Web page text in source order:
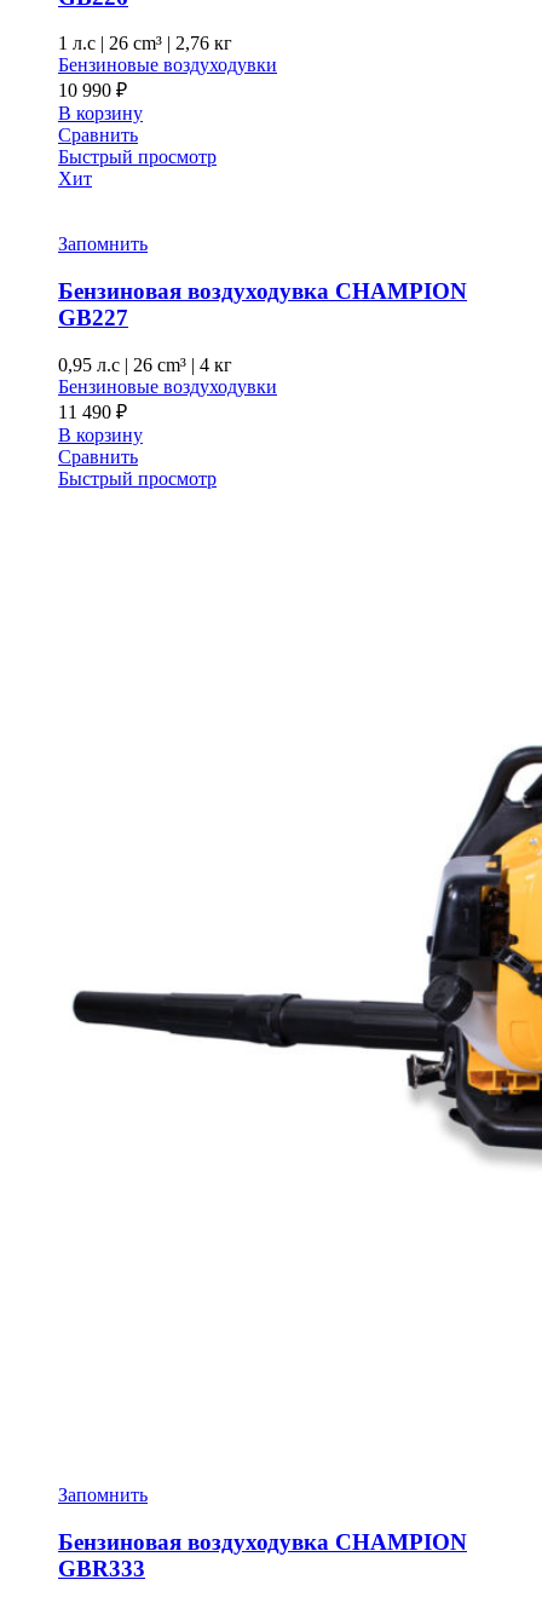
1 л.с | 26 cm³ | 2,76 кг
Бензиновые воздуходувки
10 990 ₽
В корзину
Сравнить
Быстрый просмотр
Хит
Запомнить
Бензиновая воздуходувка CHAMPION
GB227
0,95 л.с | 26 cm³ | 4 кг
Бензиновые воздуходувки
11 490 ₽
В корзину
Сравнить
Быстрый просмотр
Запомнить
Бензиновая воздуходувка CHAMPION
GBR333